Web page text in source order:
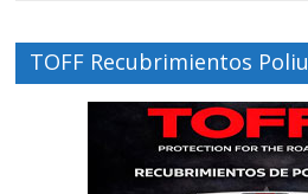
TOFF Recubrimientos